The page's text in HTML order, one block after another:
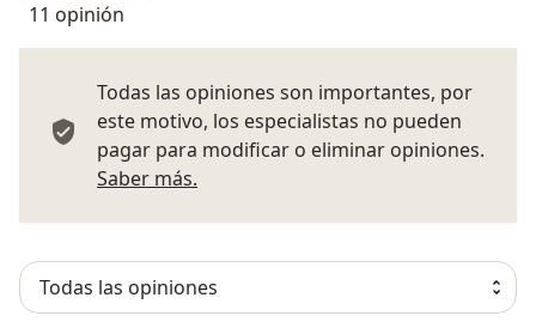
11 opinión
Todas las opiniones son importantes, por
este motivo, los especialistas no pueden
pagar para modificar o eliminar opiniones.
Saber más.